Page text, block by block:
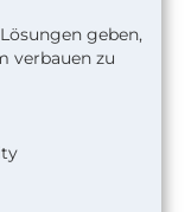
geben,
verbauen zu